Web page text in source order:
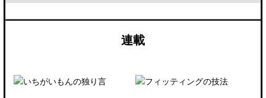
連載